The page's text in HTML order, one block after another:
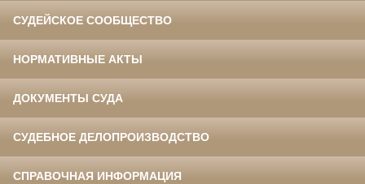
СУДЕЙСКОЕ СООБЩЕСТВО
НОРМАТИВНЫЕ АКТЫ
ДОКУМЕНТЫ СУДА
СУДЕБНОЕ ДЕЛОПРОИЗВОДСТВО
СПРАВОЧНАЯ ИНФОРМАЦИЯ